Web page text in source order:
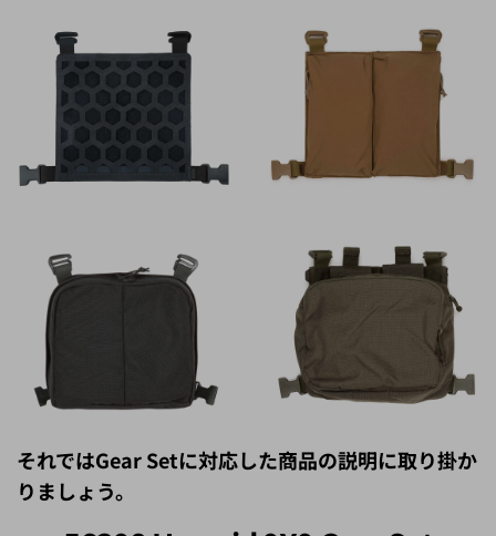
りましょう。
56398 Hexgrid 9X9 Gear Set